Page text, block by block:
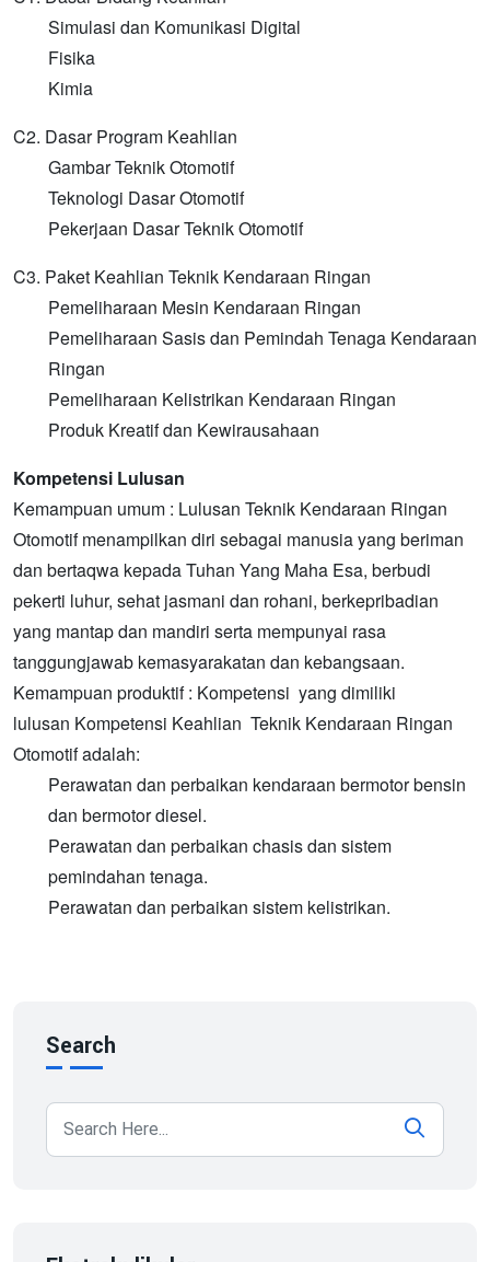
Simulasi dan Komunikasi Digital
Fisika
Kimia
C2. Dasar Program Keahlian
Gambar Teknik Otomotif
Teknologi Dasar Otomotif
Pekerjaan Dasar Teknik Otomotif
C3. Paket Keahlian Teknik Kendaraan Ringan
Pemeliharaan Mesin Kendaraan Ringan
Pemeliharaan Sasis dan Pemindah Tenaga Kendaraan
Ringan
Pemeliharaan Kelistrikan Kendaraan Ringan
Produk Kreatif dan Kewirausahaan
Kompetensi Lulusan
Kemampuan umum : Lulusan Teknik Kendaraan Ringan
Otomotif menampilkan diri sebagai manusia yang beriman
dan bertaqwa kepada Tuhan Yang Maha Esa, berbudi
pekerti luhur, sehat jasmani dan rohani, berkepribadian
yang mantap dan mandiri serta mempunyai rasa
tanggungjawab kemasyarakatan dan kebangsaan.
Kemampuan produktif : Kompetensi yang dimiliki
lulusan Kompetensi Keahlian Teknik Kendaraan Ringan
Otomotif adalah:
Perawatan dan perbaikan kendaraan bermotor bensin
dan bermotor diesel.
Perawatan dan perbaikan chasis dan sistem
pemindahan tenaga.
Perawatan dan perbaikan sistem kelistrikan.
Search